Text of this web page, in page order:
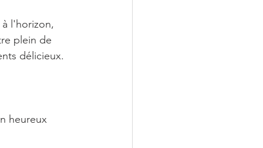
l'horizon,
plein de
délicieux.
heureux